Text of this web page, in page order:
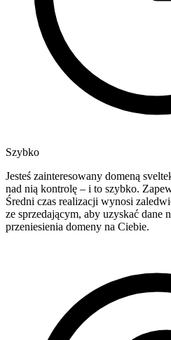
Szybko
Jesteś zainteresowany domeną
nad nią kontrolę – i to szybko.
Średni czas realizacji wynosi
ze sprzedającym, aby uzyskać dane
przeniesienia domeny na Ciebie.